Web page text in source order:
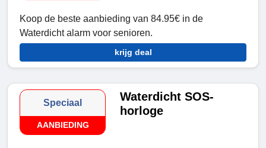
Koop de beste aanbieding van 84.95€ in de
Waterdicht alarm voor senioren.
krijg deal
Speciaal
AANBIEDING
Waterdicht SOS-
horloge